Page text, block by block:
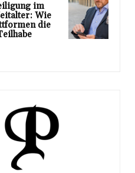
im
Wie
die